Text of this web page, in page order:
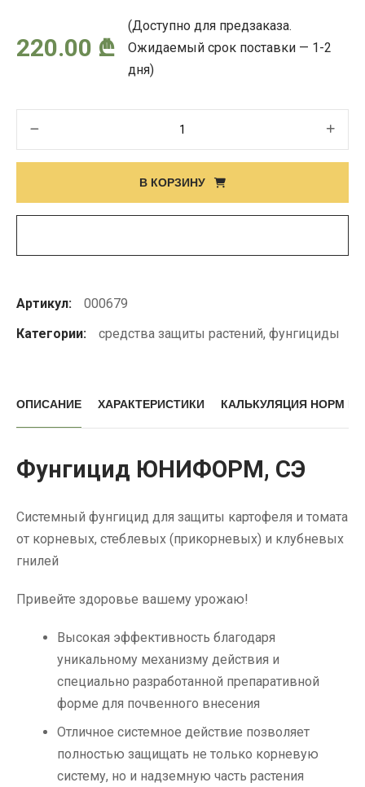
220.00 ₾
(Доступно для предзаказа.
Ожидаемый срок поставки — 1-2
дня)
ЮНИФОРМ,
В КОРЗИНУ
Артикул:
000679
Категории:
средства защиты растений, фунгициды
ОПИСАНИЕ ХАРАКТЕРИСТИКИ КАЛЬКУЛЯЦИЯ НОРМ
Фунгицид ЮНИФОРМ, СЭ
Системный фунгицид для защиты картофеля и томата
от корневых, стеблевых (прикорневых) и клубневых
гнилей
Привейте здоровье вашему урожаю!
Высокая эффективность благодаря
уникальному механизму действия и
специально разработанной препаративной
форме для почвенного внесения
Отличное системное действие позволяет
полностью защищать не только корневую
систему, но и надземную часть растения